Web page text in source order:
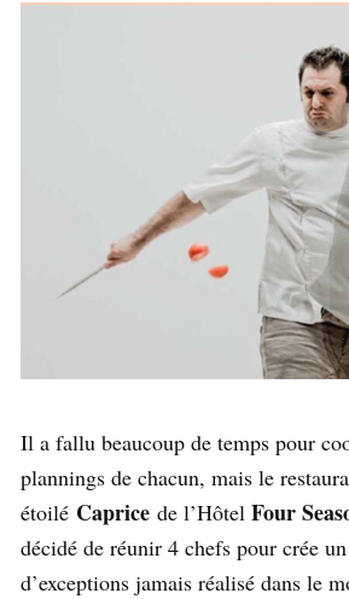
Il a fallu beaucoup de temps pour
plannings de chacun, mais le
étoilé Caprice de l’Hôtel Four
décidé de réunir 4 chefs pour crée
d’exceptions jamais réalisé dans le